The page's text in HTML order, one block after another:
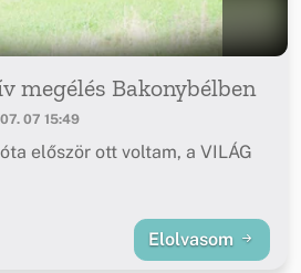
megélés Bakonybélben
07 15:49
először ott voltam, a VILÁG
Elolvasom